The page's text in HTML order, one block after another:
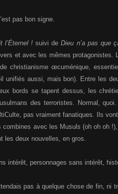
pas bon signe.
l’Éternel ! suivi deDieu n’a pas que
et avec les mêmes protagonistes.
christianisme œcuménique,
il unifiés aussi, mais bon). Entre les
bords se tapent dessus, les
des terroristes. Normal,
pas vraiment fanatiques. Ils
combines avec les Musuls (oh oh oh
les deux nouvelles, en gros.
intérêt, personnages sans intérêt,
pas à quelque chose de fin, ni